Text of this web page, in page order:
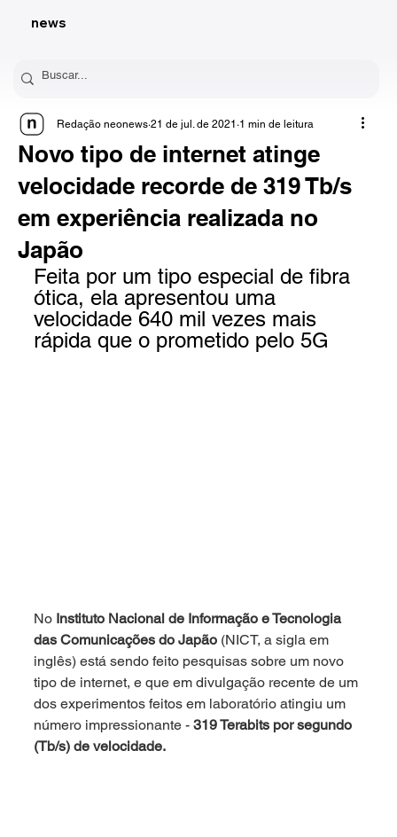
news
Novo tipo de internet atinge
velocidade recorde de 319 Tb/s
em experiência realizada no
Japão
Redação neonews 21 de jul. de 2021 1 min de leitura
Feita por um tipo especial de fibra
ótica, ela apresentou uma
velocidade 640 mil vezes mais
rápida que o prometido pelo 5G
No Instituto Nacional de Informação e Tecnologia
das Comunicações do Japão (NICT, a sigla em
inglês) está sendo feito pesquisas sobre um novo
tipo de internet, e que em divulgação recente de um
dos experimentos feitos em laboratório atingiu um
número impressionante - 319 Terabits por segundo
(Tb/s) de velocidade.